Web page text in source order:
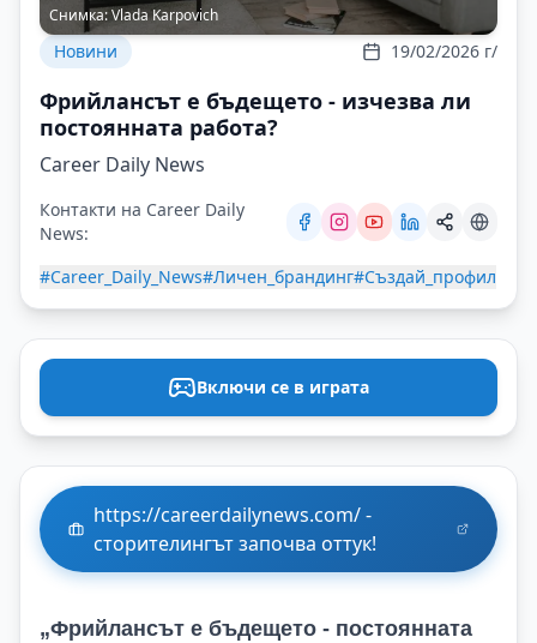
Снимка:Vlada Karpovich
Новини 19/02/2026 г/
Фрийлансът е бъдещето - изчезва ли
постоянната работа?
Career Daily News
Контакти на Career Daily
News:
#Career_Daily_News#Личен_брандинг#Създай_профил
Включи се в играта
https://careerdailynews.com/ -
сторителингът започва оттук!
„Фрийлансът е бъдещето - постоянната